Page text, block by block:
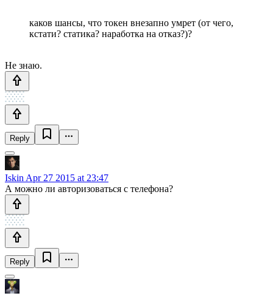
каков шансы, что токен внезапно умрет (от чего,
кстати? статика? наработка на отказ?)?
Не знаю.
Reply
Iskin Apr 27 2015 at 23:47
А можно ли авторизоваться с телефона?
Reply